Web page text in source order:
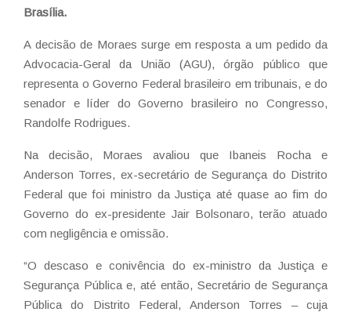
Brasília.
A decisão de Moraes surge em resposta a um pedido da
Advocacia-Geral da União (AGU), órgão público que
representa o Governo Federal brasileiro em tribunais, e do
senador e líder do Governo brasileiro no Congresso,
Randolfe Rodrigues.
Na decisão, Moraes avaliou que Ibaneis Rocha e
Anderson Torres, ex-secretário de Segurança do Distrito
Federal que foi ministro da Justiça até quase ao fim do
Governo do ex-presidente Jair Bolsonaro, terão atuado
com negligência e omissão.
“O descaso e conivência do ex-ministro da Justiça e
Segurança Pública e, até então, Secretário de Segurança
Pública do Distrito Federal, Anderson Torres – cuja